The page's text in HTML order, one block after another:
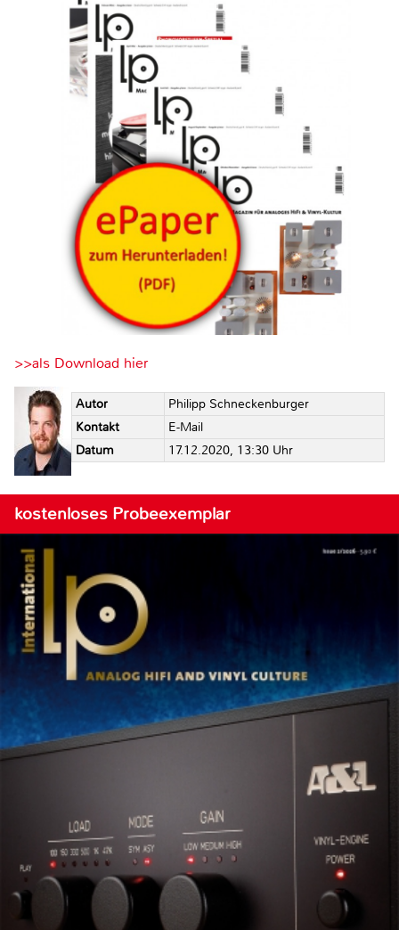
>>als Download hier
Autor
Philipp Schneckenburger
Kontakt
E-Mail
Datum
17.12.2020, 13:30 Uhr
kostenloses Probeexemplar